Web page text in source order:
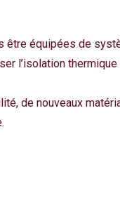
équipées de
l’isolation
de nouveaux